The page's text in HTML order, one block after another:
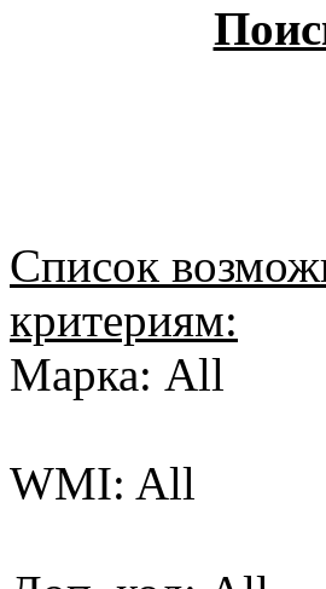
Список
критериям:
Марка: All
WMI: All